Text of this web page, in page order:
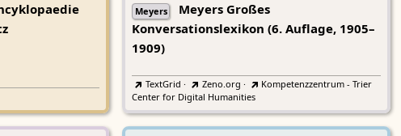
Meyers
Meyers Großes
Konversationslexikon (6. Auflage, 1905–
1909)
TextGrid · Zeno.org ·
Kompetenzzentrum - Trier
Center for Digital Humanities